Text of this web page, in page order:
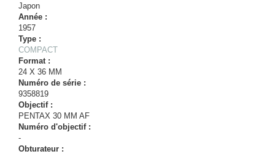
Japon
Année :
1957
Type :
COMPACT
Format :
24 X 36 MM
Numéro de série :
9358819
Objectif :
PENTAX 30 MM AF
Numéro d'objectif :
-
Obturateur :